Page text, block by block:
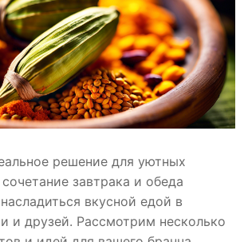
решение для уютных
завтрака и обеда
вкусной едой в
и друзей. Рассмотрим несколько